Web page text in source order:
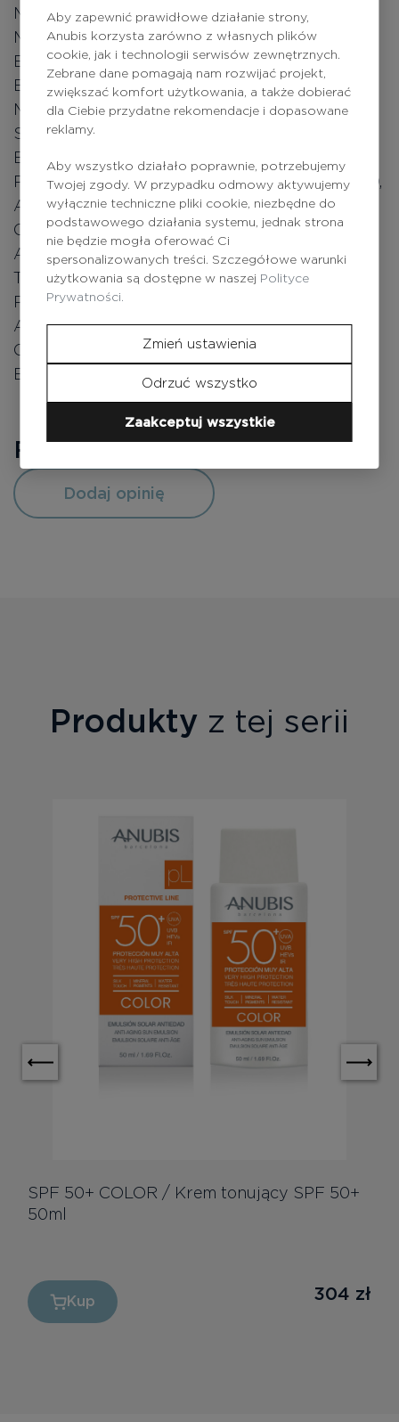
METHACRYLATE, BUTYL
METHOXYDIBENZOYLMETHANE,
ETHYLHEXYL SALICYLATE, OCTOCRYLENE,
BIS-ETHYLHEXYLOXYPHENOL
METHOXYPHENYL TRIAZINE, DIMETHICONE,
SILICA, LINOLEIC ACID, TITANIUM DIOXIDE,
BHT, GLYCERIN, PEG-8, C20-22 ALKYL
PHOSPHATE, TOCOPHEROL, LINOLENIC ACID,
ASCORBYL PALMITATE, ASCORBIC ACID,
CITRIC ACID, PHENOXYETHANOL, C20-22
ALCOHOLS, PARFUM (FRAGRANCE),
TROMETHAMINE, POTASSIUM CETYL
PHOSPHATE, CHLORPHENESIN,
ACRYLATES/C10-30 ALKYL ACRYLATE
CROSSPOLYMER, CARBOMER, DISODIUM
EDTA.
Recenzje0
Dodaj opinię
Produkty z tej serii
SPF 50+ COLOR / Krem tonujący SPF 50+
50ml
304 zł
Kup
Aby zapewnić prawidłowe działanie strony,
Anubis korzysta zarówno z własnych plików
cookie, jak i technologii serwisów zewnętrznych.
Zebrane dane pomagają nam rozwijać projekt,
zwiększać komfort użytkowania, a także dobierać
dla Ciebie przydatne rekomendacje i dopasowane
reklamy.
Aby wszystko działało poprawnie, potrzebujemy
Twojej zgody. W przypadku odmowy aktywujemy
wyłącznie techniczne pliki cookie, niezbędne do
podstawowego działania systemu, jednak strona
nie będzie mogła oferować Ci
spersonalizowanych treści. Szczegółowe warunki
użytkowania są dostępne w naszej Polityce
Prywatności.
Zmień ustawienia
Odrzuć wszystko
Zaakceptuj wszystkie